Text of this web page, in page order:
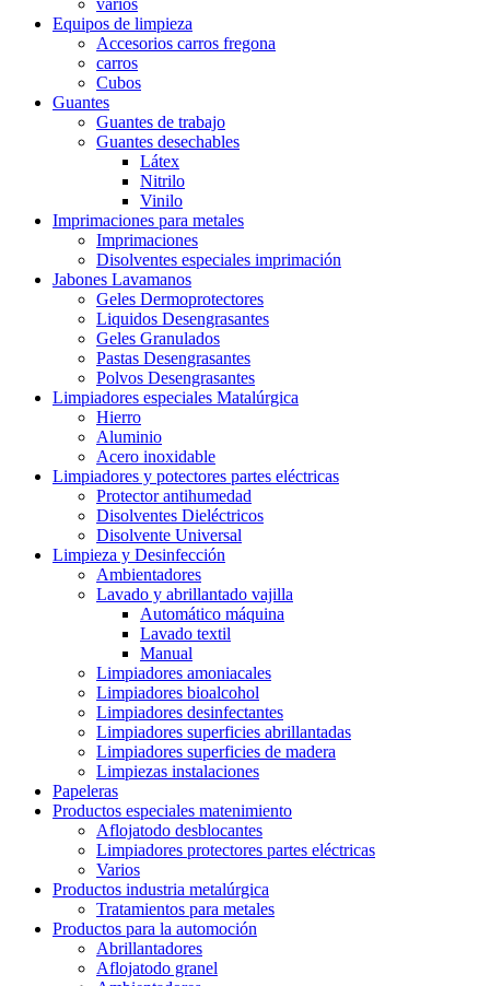
Equipos de limpieza
Accesorios carros fregona
carros
Cubos
Guantes
Guantes de trabajo
Guantes desechables
Látex
Nitrilo
Vinilo
Imprimaciones para metales
Imprimaciones
Disolventes especiales imprimación
Jabones Lavamanos
Geles Dermoprotectores
Liquidos Desengrasantes
Geles Granulados
Pastas Desengrasantes
Polvos Desengrasantes
Limpiadores especiales Matalúrgica
Hierro
Aluminio
Acero inoxidable
Limpiadores y potectores partes eléctricas
Protector antihumedad
Disolventes Dieléctricos
Disolvente Universal
Limpieza y Desinfección
Ambientadores
Lavado y abrillantado vajilla
Automático máquina
Lavado textil
Manual
Limpiadores amoniacales
Limpiadores bioalcohol
Limpiadores desinfectantes
Limpiadores superficies abrillantadas
Limpiadores superficies de madera
Limpiezas instalaciones
Papeleras
Productos especiales matenimiento
Aflojatodo desblocantes
Limpiadores protectores partes eléctricas
Varios
Productos industria metalúrgica
Tratamientos para metales
Productos para la automoción
Abrillantadores
Aflojatodo granel